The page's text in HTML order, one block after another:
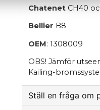
Chatenet CH40
Bellier B8
OEM: 1308009
OBS! Jämför
Kailing-
Ställ en fråga om